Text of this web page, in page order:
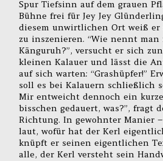
Spur Tiefsinn auf dem grauen
Bühne frei für Jey Jey
diesem unwirtlichen Ort weiß
zu inszenieren. “Wie nennt
Känguruh?”, versucht er sich
kleinen Kalauer und lässt die
auf sich warten: “Grashüpfer!”
soll es bei Kalauern schließlich
Mir entweicht dennoch ein
bisschen gedauert, was?”, fragt
Richtung. In gewohnter Manier
laut, wofür hat der Kerl
knüpft er seinen eigentlichen
alle, der Kerl versteht sein